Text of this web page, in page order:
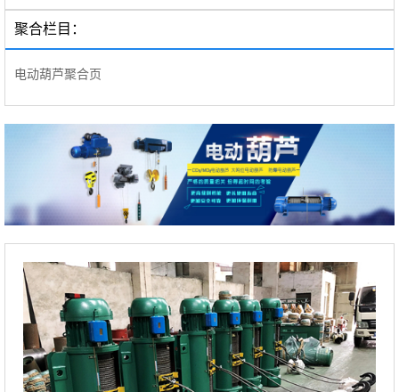
聚合栏目：
电动葫芦聚合页